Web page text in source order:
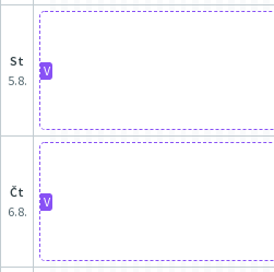
st
5.8.
V
čt
6.8.
V